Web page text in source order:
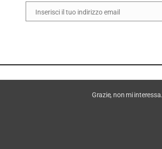
EMAIL
Inserisci il tuo indirizzo email
Grazie, non mi interessa.